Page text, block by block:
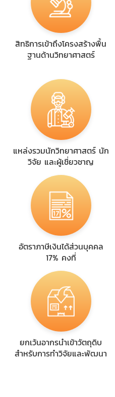
สิทธิการเข้าถึงโครงสร้างพื้น
ฐานด้านวิทยาศาสตร์
แหล่งรวมนักวิทยาศาสตร์ นัก
วิจัย และผู้เชี่ยวชาญ
อัตราภาษีเงินได้ส่วนบุคคล
17% คงที่
ยกเว้นอากรนำเข้าวัตถุดิบ
สำหรับการทำวิจัยและพัฒนา